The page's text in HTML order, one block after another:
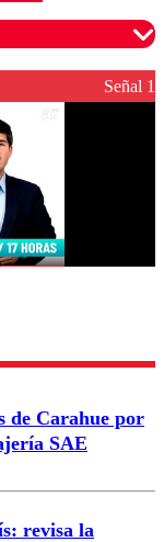
garantizar un
comentario
Señal 1
de Carahue por
SAE
revisa la